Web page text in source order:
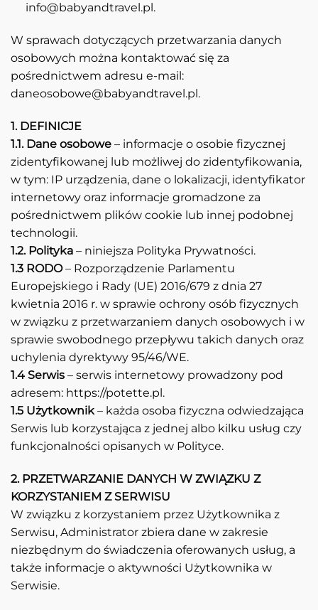
info@babyandtravel.pl .
W sprawach dotyczących przetwarzania danych
osobowych można kontaktować się za
pośrednictwem adresu e-mail:
daneosobowe@babyandtravel.pl .
1. DEFINICJE
1.1. Dane osobowe – informacje o osobie fizycznej
zidentyfikowanej lub możliwej do zidentyfikowania,
w tym: IP urządzenia, dane o lokalizacji, identyfikator
internetowy oraz informacje gromadzone za
pośrednictwem plików cookie lub innej podobnej
technologii.
1.2. Polityka – niniejsza Polityka Prywatności.
1.3 RODO– Rozporządzenie Parlamentu
Europejskiego i Rady (UE) 2016/679 z dnia 27
kwietnia 2016 r. w sprawie ochrony osób fizycznych
w związku z przetwarzaniem danych osobowych i w
sprawie swobodnego przepływu takich danych oraz
uchylenia dyrektywy 95/46/WE.
1.4 Serwis – serwis internetowy prowadzony pod
adresem: https://potette.pl.
1.5 Użytkownik– każda osoba fizyczna odwiedzająca
Serwis lub korzystająca z jednej albo kilku usług czy
funkcjonalności opisanych w Polityce.
2. PRZETWARZANIE DANYCH W ZWIĄZKU Z
KORZYSTANIEM Z SERWISU
W związku z korzystaniem przez Użytkownika z
Serwisu, Administrator zbiera dane w zakresie
niezbędnym do świadczenia oferowanych usług, a
także informacje o aktywności Użytkownika w
Serwisie.